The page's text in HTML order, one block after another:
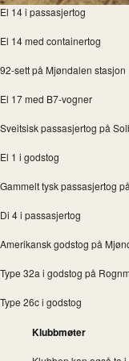
El 14 i passasjertog
El 14 med containertog
92-sett på Mjøndalen stasjon
El 17 med B7-vogner
Sveitsisk passasjertog på
El 1 i godstog
Gammelt tysk passasjertog
Di 4 i passasjertog
Amerikansk godstog på
Type 32a i godstog på
Type 26c i godstog
Klubbmøter